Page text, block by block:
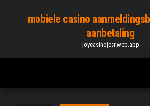
mobiele casino
aanbetaling
joycasinojesr.web.app